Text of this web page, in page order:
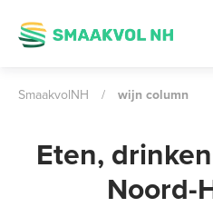
SmaakvolNH / wijn column
Eten,
Noord-